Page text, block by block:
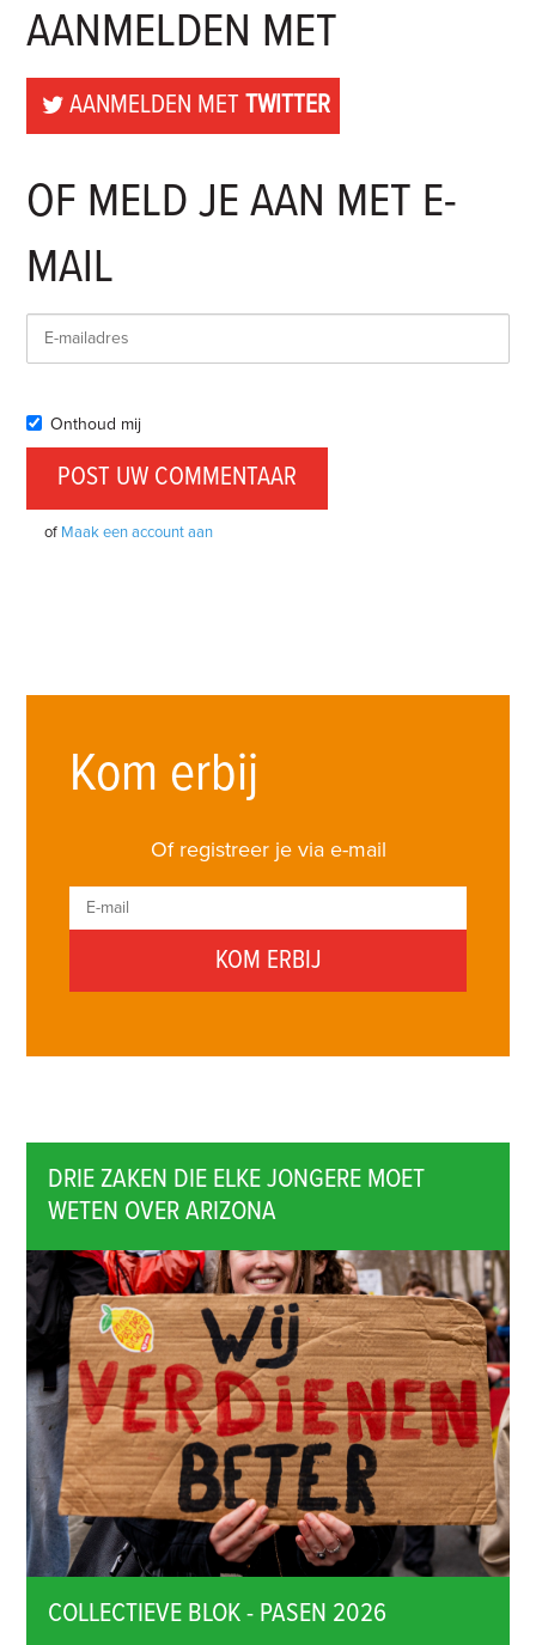
AANMELDEN MET
AANMELDEN METTWITTER
OF MELD JE AAN MET E-
MAIL
Onthoud mij
of Maak een account aan
Kom erbij
Of registreer je via e-mail
DRIE ZAKEN DIE ELKE JONGERE MOET
WETEN OVER ARIZONA
COLLECTIEVE BLOK - PASEN 2026